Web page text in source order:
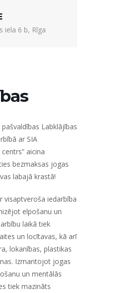
iela 6 b, Rīga
Labklājības
ar SIA
aicina
bezmaksas jogas
labajā krastā!
visaptveroša iedarbība
elpošanu un
laikā tiek
un locītavas, kā arī
lokanības, plastikas
Izmantojot jogas
un mentālās
tiek mazināts